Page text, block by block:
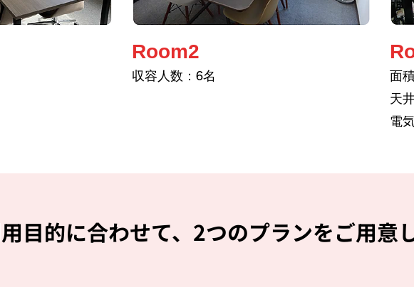
Room2
収容人数：6名
面
天
電
目的に合わせて、2つのプランをご用意